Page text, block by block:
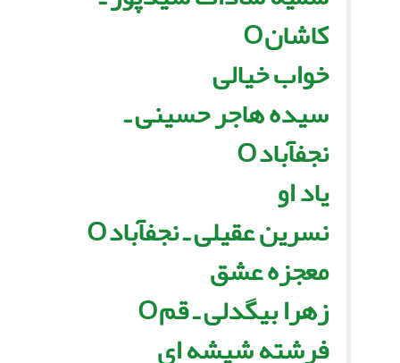
کاشانO
خواب خیالى
سیده هاجر حسینى ـ
نجفآبادO
یاد او
نسرین عقیلى ـ نجفآبادO
معجزه عشق
زهرا بیگدلى ـ قمO
فرشته شیشه اى